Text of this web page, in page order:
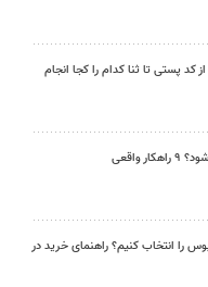
کد پستی تا ثنا کدام را کجا انجام
واقعی
را انتخاب کنیم؟ راهنمای خرید در